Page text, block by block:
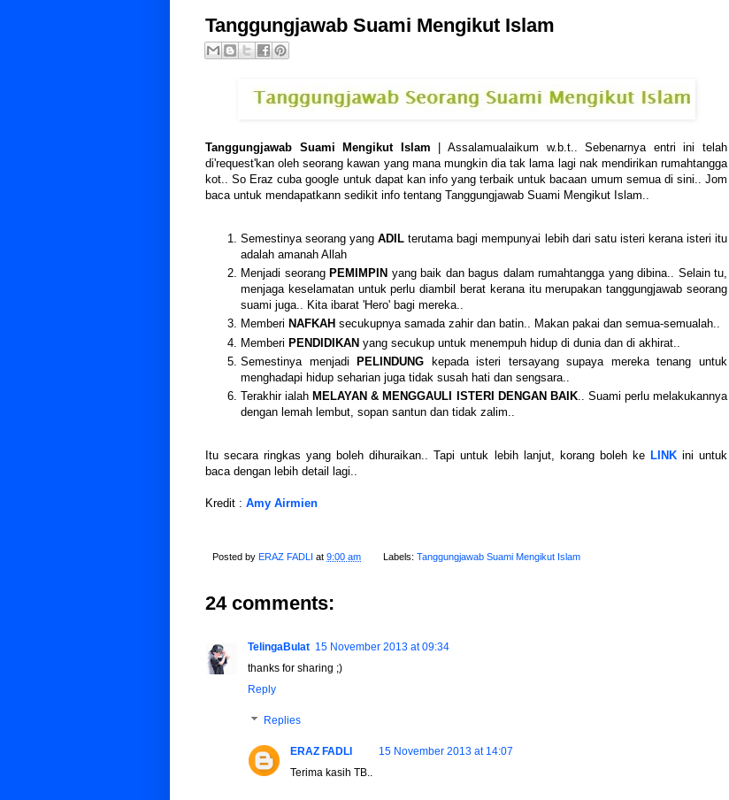
Tanggungjawab Suami Mengikut Islam
Tanggungjawab Suami Mengikut Islam | Assalamualaikum w.b.t.. Sebenarnya entri ini telah
di'request'kan oleh seorang kawan yang mana mungkin dia tak lama lagi nak mendirikan rumahtangga
kot.. So Eraz cuba google untuk dapat kan info yang terbaik untuk bacaan umum semua di sini.. Jom
baca untuk mendapatkann sedikit info tentang Tanggungjawab Suami Mengikut Islam..
Semestinya seorang yangADIL terutama bagi mempunyai lebih dari satu isteri kerana isteri itu
adalah amanah Allah
Menjadi seorang PEMIMPIN yang baik dan bagus dalam rumahtangga yang dibina.. Selain tu,
menjaga keselamatan untuk perlu diambil berat kerana itu merupakan tanggungjawab seorang
suami juga.. Kita ibarat 'Hero' bagi mereka..
Memberi NAFKAH secukupnya samada zahir dan batin.. Makan pakai dan semua-semualah..
Memberi PENDIDIKAN yang secukup untuk menempuh hidup di dunia dan di akhirat..
Semestinya menjadi
PELINDUNG kepada isteri tersayang supaya mereka tenang untuk
menghadapi hidup seharian juga tidak susah hati dan sengsara..
Terakhir ialah MELAYAN & MENGGAULI ISTERI DENGAN BAIK.. Suami perlu melakukannya
dengan lemah lembut, sopan santun dan tidak zalim..
Itu secara ringkas yang boleh dihuraikan.. Tapi untuk lebih lanjut, korang boleh ke LINKini untuk
baca dengan lebih detail lagi..
Kredit : Amy Airmien
Posted by ERAZ FADLI at 9:00 am Labels: Tanggungjawab Suami Mengikut Islam
24 comments:
TelingaBulat 15 November 2013 at 09:34
thanks for sharing ;)
Reply
Replies
ERAZ FADLI
15 November 2013 at 14:07
Terima kasih TB..